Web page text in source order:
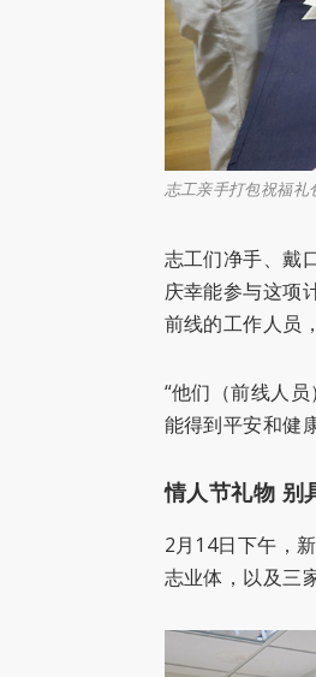
志工亲手打包祝福礼
志工们净手、戴
庆幸能参与这项
前线的工作人员
“他们（前线人
能得到平安和健
情人节礼物 别
2月14日下午，
志业体，以及三